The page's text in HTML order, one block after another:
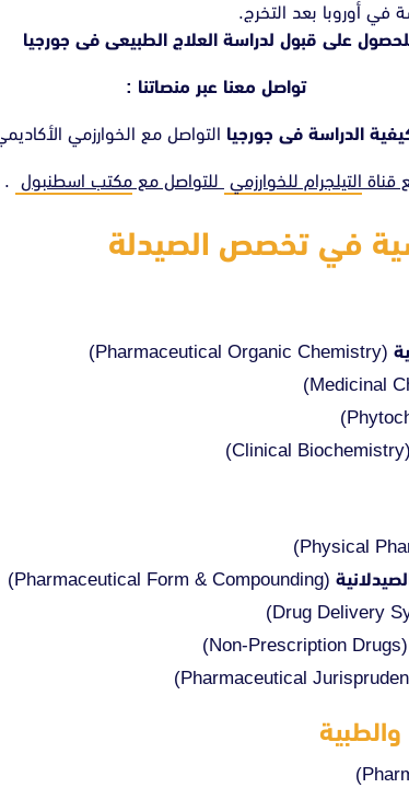
أوروبا بعد التخرج.
على قبول لدراسة العلاج الطبيعى فى جورجيا
تواصل معنا عبر منصاتنا :
الدراسة فى جورجيا التواصل مع الخوارزمي
قناة التيلجرام للخوارزمي للتواصل مع مكتب اسطنبول .
في تخصص الصيدلة
(Pharmaceutical Organic Chemistry)
(Clinical Biochemistry)
(Pharmaceutical Form & Compounding)
(Non-Prescription Drugs)
والطبية